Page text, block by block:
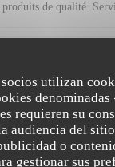
utilizan
requieren su
audiencia del
o
gestionar sus
produits de qualité.
2
2